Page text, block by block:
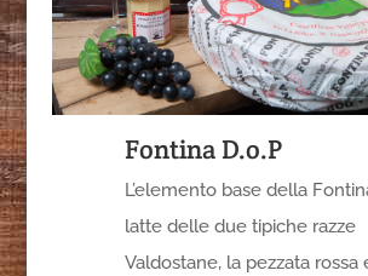
Fontina D.o.P
L’elemento base della
latte delle due tipiche razze
Valdostane, la pezzata rossa